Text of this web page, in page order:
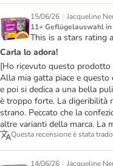
15/06/26 | Jacqueline
11+ Geflügelauswahl in
This is a stars rating
Carla lo adora!
[Ho ricevuto questo prodotto
Alla mia gatta piace e
e poi si dedica a una bella
è troppo forte. La digeribilità
strano. Peccato che la
altre varianti della marca. La
Questa recensione è stata
14/06/26 Jacqueline